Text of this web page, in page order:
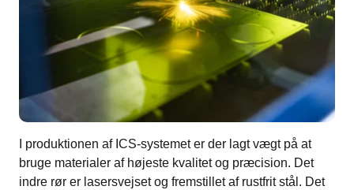
I produktionen af ICS-systemet er der lagt vægt på at
bruge materialer af højeste kvalitet og præcision. Det
indre rør er lasersvejset og fremstillet af rustfrit stål. Det